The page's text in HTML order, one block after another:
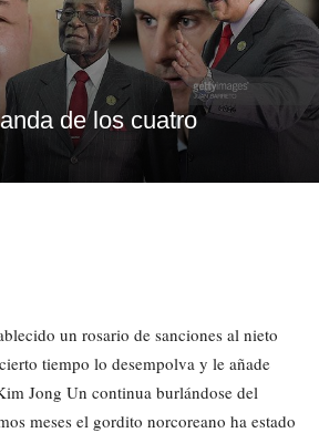
de los cuatro
un rosario de sanciones al nieto
tiempo lo desempolva y le añade
Jong Un continua burlándose del
meses el gordito norcoreano ha estado